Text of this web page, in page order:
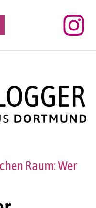
Raum: Wer